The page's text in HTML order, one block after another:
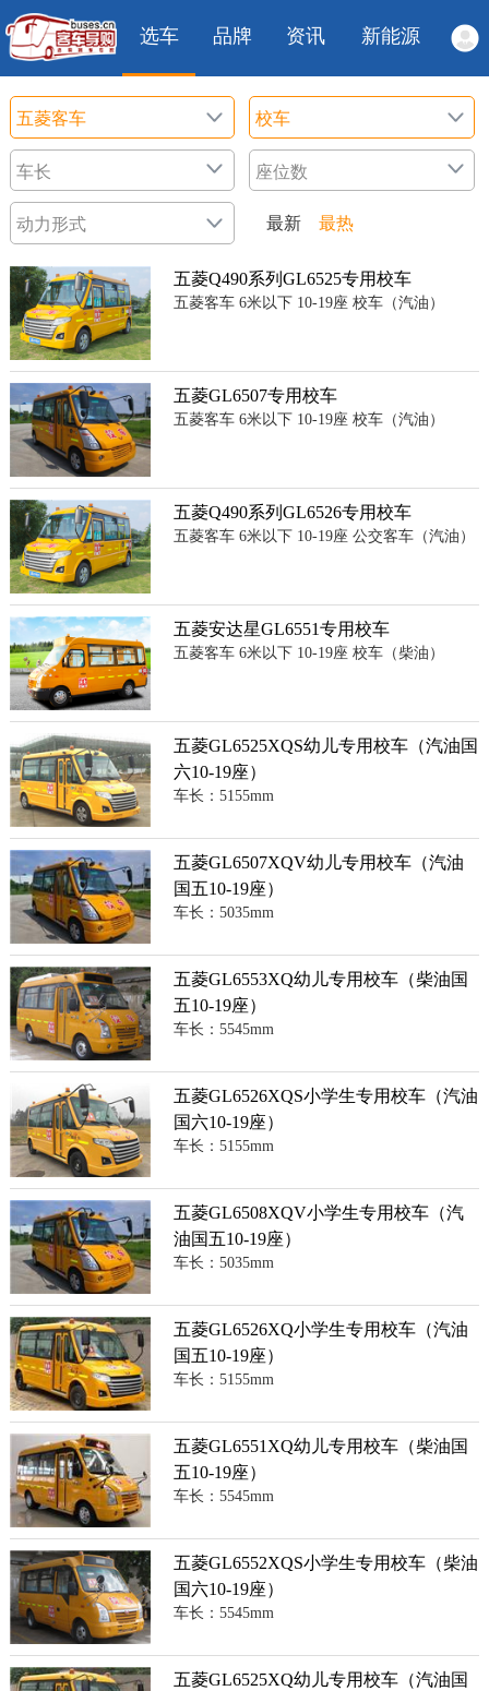
选车 品牌 资讯 新能源
最新 最热
五菱Q490系列GL6525专用校车
五菱客车 6米以下 10-19座 校车（汽油）
五菱GL6507专用校车
五菱客车 6米以下 10-19座 校车（汽油）
五菱Q490系列GL6526专用校车
五菱客车 6米以下 10-19座 公交客车（汽油）
五菱安达星GL6551专用校车
五菱客车 6米以下 10-19座 校车（柴油）
五菱GL6525XQS幼儿专用校车（汽油国
六10-19座）
车长：5155mm
五菱GL6507XQV幼儿专用校车（汽油
国五10-19座）
车长：5035mm
五菱GL6553XQ幼儿专用校车（柴油国
五10-19座）
车长：5545mm
五菱GL6526XQS小学生专用校车（汽油
国六10-19座）
车长：5155mm
五菱GL6508XQV小学生专用校车（汽
油国五10-19座）
车长：5035mm
五菱GL6526XQ小学生专用校车（汽油
国五10-19座）
车长：5155mm
五菱GL6551XQ幼儿专用校车（柴油国
五10-19座）
车长：5545mm
五菱GL6552XQS小学生专用校车（柴油
国六10-19座）
车长：5545mm
五菱GL6525XQ幼儿专用校车（汽油国